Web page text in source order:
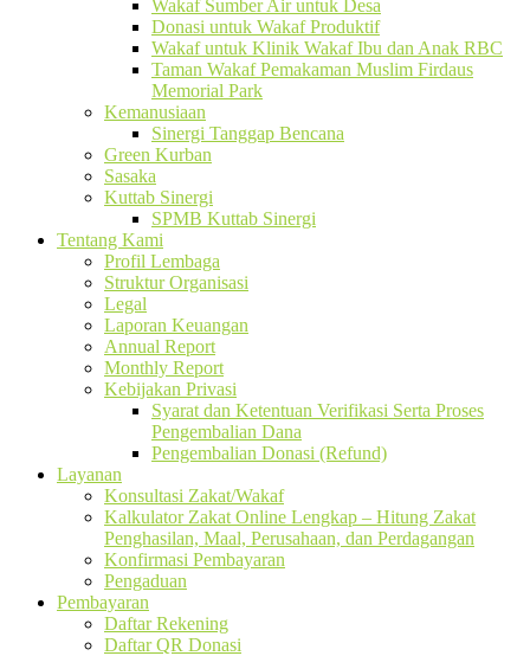
Wakaf Sumber Air untuk Desa
Donasi untuk Wakaf Produktif
Wakaf untuk Klinik Wakaf Ibu dan Anak RBC
Taman Wakaf Pemakaman Muslim Firdaus
Memorial Park
Kemanusiaan
Sinergi Tanggap Bencana
Green Kurban
Sasaka
Kuttab Sinergi
SPMB Kuttab Sinergi
Tentang Kami
Profil Lembaga
Struktur Organisasi
Legal
Laporan Keuangan
Annual Report
Monthly Report
Kebijakan Privasi
Syarat dan Ketentuan Verifikasi Serta Proses
Pengembalian Dana
Pengembalian Donasi (Refund)
Layanan
Konsultasi Zakat/Wakaf
Kalkulator Zakat Online Lengkap – Hitung Zakat
Penghasilan, Maal, Perusahaan, dan Perdagangan
Konfirmasi Pembayaran
Pengaduan
Pembayaran
Daftar Rekening
Daftar QR Donasi